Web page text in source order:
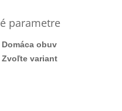
parametre
Domáca obuv
Zvoľte variant